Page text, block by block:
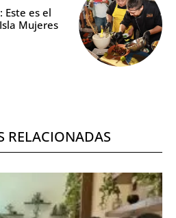
Este es el
Mujeres
RELACIONADAS